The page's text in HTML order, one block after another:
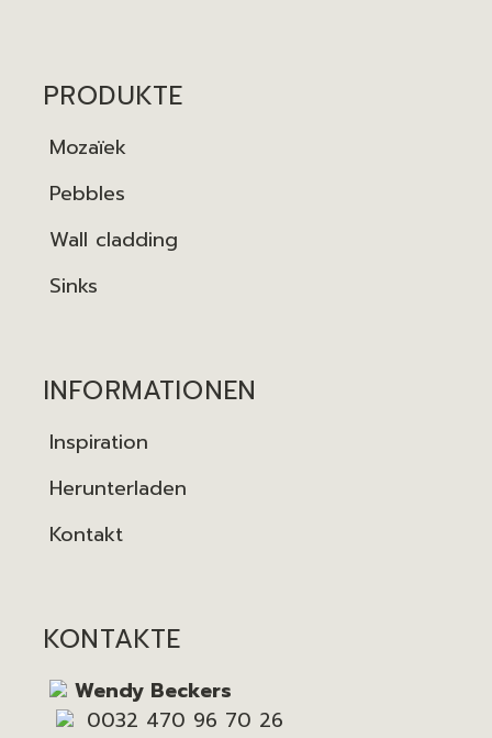
PRODUKTE
Mozaïek
Pebbles
Wall cladding
Sinks
INFORMATIONEN
Inspiration
Herunterladen
Kontakt
KONTAKTE
Wendy Beckers
0032 470 96 70 26